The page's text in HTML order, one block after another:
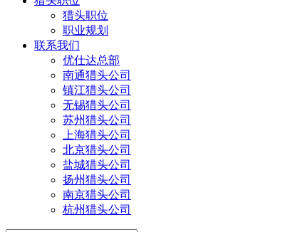
猎头职位
职业规划
联系我们
优仕达总部
南通猎头公司
镇江猎头公司
无锡猎头公司
苏州猎头公司
上海猎头公司
北京猎头公司
盐城猎头公司
扬州猎头公司
南京猎头公司
杭州猎头公司